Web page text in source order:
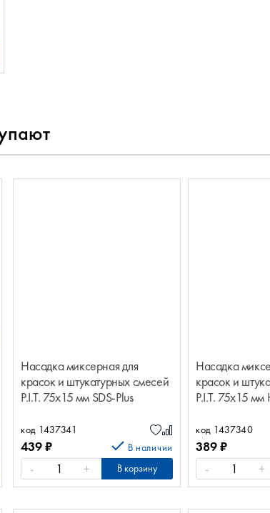
Насадка миксерная для
красок и штукатурных смесей
P.I.T. 75x15 мм SDS-Plus
код 1437341
439₽ В наличии
- + В корзину
Насадка
красок и
P.I.T. 75x15
код 1437340
389₽
- +